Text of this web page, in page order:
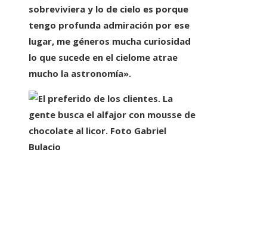
sobreviviera y lo de cielo es porque
tengo profunda admiración por ese
lugar, me géneros mucha curiosidad
lo que sucede en el cielome atrae
mucho la astronomía».